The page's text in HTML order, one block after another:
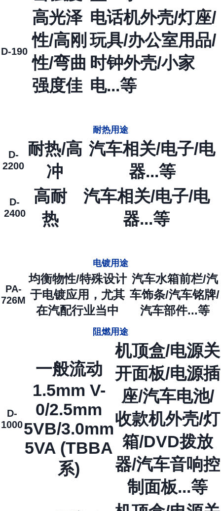
D-190
高光泽
性/高刚
性/弯曲
强度佳
电话机外壳/灯座/
玩具/办公室用品/
时钟外壳/小家
电...等
耐热用途
D-
2200
耐热/高
冲
汽车相关/电子/电
器...等
D-
2400
高耐
热
汽车相关/电子/电
器...等
电镀用途
PA-
726M
均衡物性/特殊设计
于电镀应用，尤其
在汽配行业当中
汽车水箱前栏/汽
车饰条/汽车铭牌/
汽车部件...等
阻燃用途
D-
1000
一般流动
1.5mm V-
0/2.5mm
5VB/3.0mm
5VA (TBBA
系)
机顶盒/电源关
开面板/电源插
座/汽车电池/
收款机外壳/灯
箱/DVD拨放
器/汽车音响控
制面板...等